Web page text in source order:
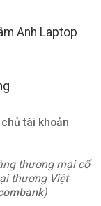
Anh Laptop
tài khoản
thương mại cổ
thương Việt
)